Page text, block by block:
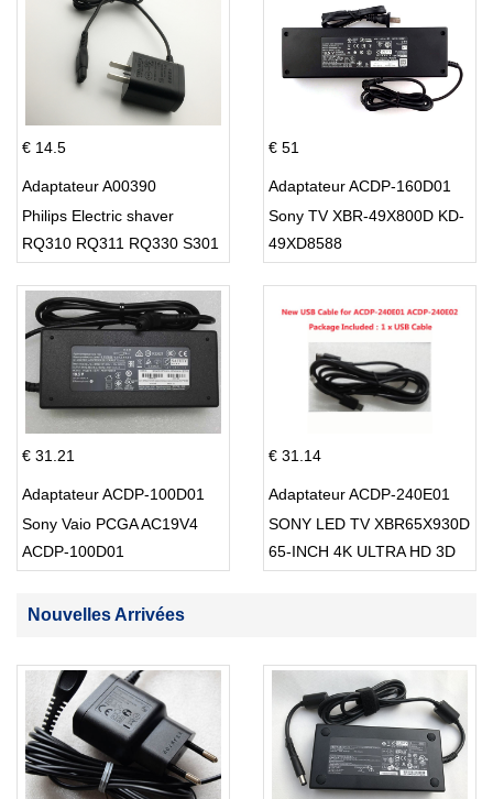
€ 14.5
Adaptateur A00390
Philips Electric shaver
RQ310 RQ311 RQ330 S301
€ 51
Adaptateur ACDP-160D01
Sony TV XBR-49X800D KD-
49XD8588
€ 31.21
Adaptateur ACDP-100D01
Sony Vaio PCGA AC19V4
ACDP-100D01
€ 31.14
Adaptateur ACDP-240E01
SONY LED TV XBR65X930D
65-INCH 4K ULTRA HD 3D
Nouvelles Arrivées